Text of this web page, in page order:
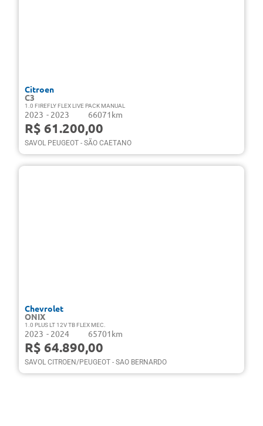
Citroen
C3
1.0 FIREFLY FLEX LIVE PACK MANUAL
2023 - 2023 66071km
R$ 61.200,00
SAVOL PEUGEOT - SÃO CAETANO
Chevrolet
ONIX
1.0 PLUS LT 12V TB FLEX MEC.
2023 - 2024 65701km
R$ 64.890,00
SAVOL CITROEN/PEUGEOT - SAO BERNARDO